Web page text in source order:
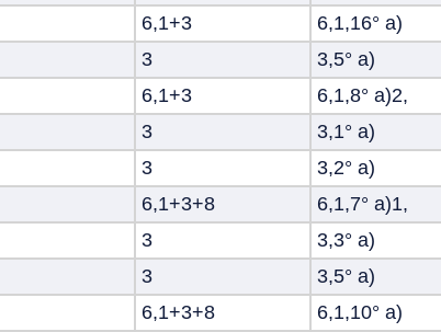
6,1+3 6,1,16° а)
3 3,5° а)
6,1+3 6,1,8° а)2,
3 3,1° а)
3 3,2° а)
6,1+3+8 6,1,7° а)1,
3 3,3° а)
3 3,5° а)
6,1+3+8 6,1,10° а)